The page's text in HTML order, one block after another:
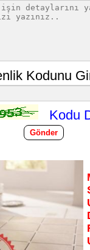
Kodunu
Kodu